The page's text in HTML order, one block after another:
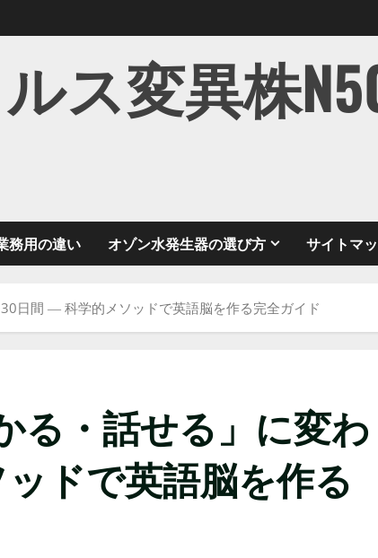
ス変異株
務用の違い オゾン水発生器の選び方 サイトマ
日間 ― 科学的メソッドで英語脳を作る完全ガイド
る・話せる」に変わ
ドで英語脳を作る